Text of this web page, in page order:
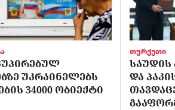
ᲣᲙᲠᲐᲘᲜᲔᲚᲔᲑᲡ
34000 ᲝᲑᲘᲔᲥᲢᲘ
თურქეთი
ᲡᲐᲣᲓᲘᲡ
ᲓᲐ